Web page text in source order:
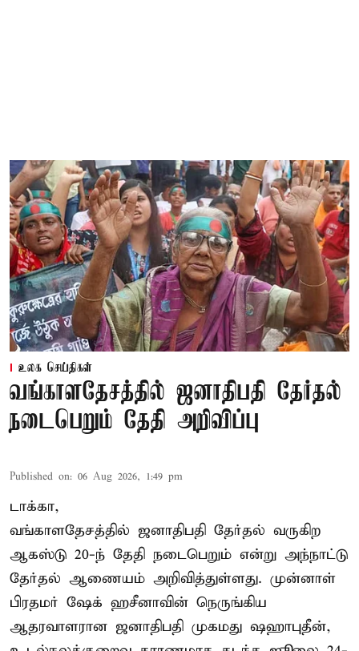
உலக செய்திகள்
வங்காளதேசத்தில் ஜனாதிபதி தேர்தல்
நடைபெறும் தேதி அறிவிப்பு
Published on: 06 Aug 2026, 1:49 pm
டாக்கா,
வங்காளதேசத்தில் ஜனாதிபதி தேர்தல் வருகிற
ஆகஸ்டு 20-ந் தேதி நடைபெறும் என்று அந்நாட்டு
தேர்தல் ஆணையம் அறிவித்துள்ளது. முன்னாள்
பிரதமர் ஷேக் ஹசீனாவின் நெருங்கிய
ஆதரவாளரான ஜனாதிபதி முகமது ஷஹாபுதீன்,